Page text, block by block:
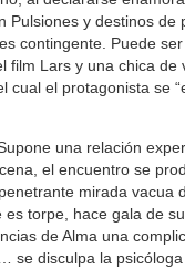
y destinos de
contingente. Puede
film Lars y una chica de
el protagonista se
una relación
el encuentro se
mirada vacua
torpe, hace gala de
de Alma una
se disculpa la